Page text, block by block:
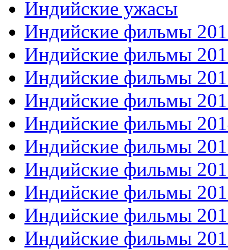
Индийские ужасы
Индийские фильмы
Индийские фильмы
Индийские фильмы
Индийские фильмы
Индийские фильмы
Индийские фильмы
Индийские фильмы
Индийские фильмы
Индийские фильмы
Индийские фильмы